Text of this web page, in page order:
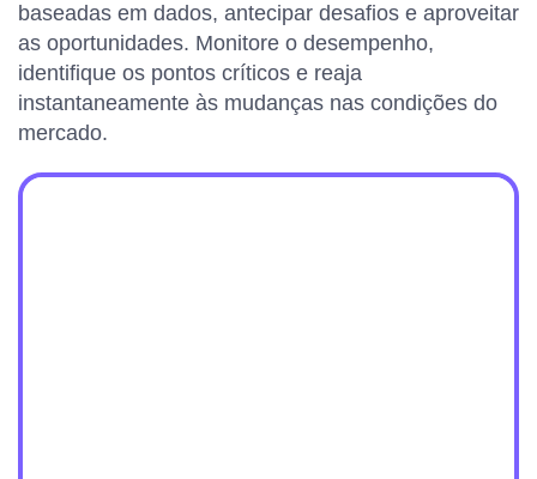
baseadas em dados, antecipar desafios e aproveitar
as oportunidades. Monitore o desempenho,
identifique os pontos críticos e reaja
instantaneamente às mudanças nas condições do
mercado.